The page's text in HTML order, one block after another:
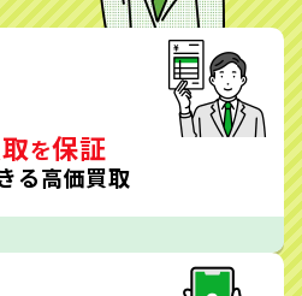
を保証
る高価買取